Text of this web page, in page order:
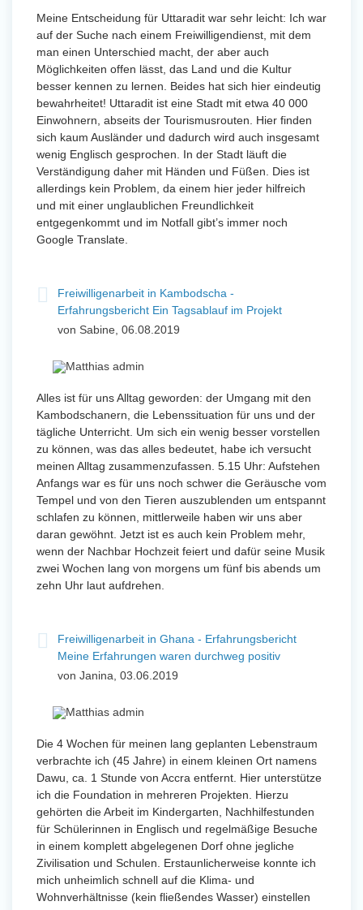
Meine Entscheidung für Uttaradit war sehr leicht: Ich war
auf der Suche nach einem Freiwilligendienst, mit dem
man einen Unterschied macht, der aber auch
Möglichkeiten offen lässt, das Land und die Kultur
besser kennen zu lernen. Beides hat sich hier eindeutig
bewahrheitet! Uttaradit ist eine Stadt mit etwa 40 000
Einwohnern, abseits der Tourismusrouten. Hier finden
sich kaum Ausländer und dadurch wird auch insgesamt
wenig Englisch gesprochen. In der Stadt läuft die
Verständigung daher mit Händen und Füßen. Dies ist
allerdings kein Problem, da einem hier jeder hilfreich
und mit einer unglaublichen Freundlichkeit
entgegenkommt und im Notfall gibt’s immer noch
Google Translate.
Freiwilligenarbeit in Kambodscha -
Erfahrungsbericht Ein Tagsablauf im Projekt
von Sabine, 06.08.2019
Alles ist für uns Alltag geworden: der Umgang mit den
Kambodschanern, die Lebenssituation für uns und der
tägliche Unterricht. Um sich ein wenig besser vorstellen
zu können, was das alles bedeutet, habe ich versucht
meinen Alltag zusammenzufassen. 5.15 Uhr: Aufstehen
Anfangs war es für uns noch schwer die Geräusche vom
Tempel und von den Tieren auszublenden um entspannt
schlafen zu können, mittlerweile haben wir uns aber
daran gewöhnt. Jetzt ist es auch kein Problem mehr,
wenn der Nachbar Hochzeit feiert und dafür seine Musik
zwei Wochen lang von morgens um fünf bis abends um
zehn Uhr laut aufdrehen.
Freiwilligenarbeit in Ghana - Erfahrungsbericht
Meine Erfahrungen waren durchweg positiv
von Janina, 03.06.2019
Die 4 Wochen für meinen lang geplanten Lebenstraum
verbrachte ich (45 Jahre) in einem kleinen Ort namens
Dawu, ca. 1 Stunde von Accra entfernt. Hier unterstütze
ich die Foundation in mehreren Projekten. Hierzu
gehörten die Arbeit im Kindergarten, Nachhilfestunden
für Schülerinnen in Englisch und regelmäßige Besuche
in einem komplett abgelegenen Dorf ohne jegliche
Zivilisation und Schulen. Erstaunlicherweise konnte ich
mich unheimlich schnell auf die Klima- und
Wohnverhältnisse (kein fließendes Wasser) einstellen